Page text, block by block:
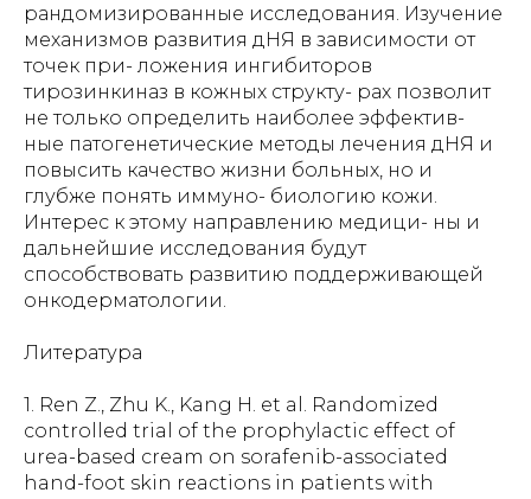
Литература
1. Ren Z., Zhu K., Kang H. et al. Randomized
controlled trial of the prophylactic effect of
urea-based cream on sorafenib-associated
hand-foot skin reactions in patients with